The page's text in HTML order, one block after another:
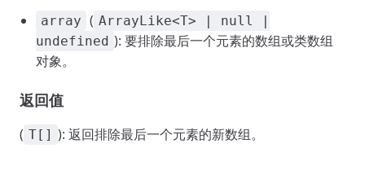
array ( ArrayLike<T> | null |
undefined ): 要排除最后一个元素的数组或类数组
对象。
返回值
( T[] ): 返回排除最后一个元素的新数组。